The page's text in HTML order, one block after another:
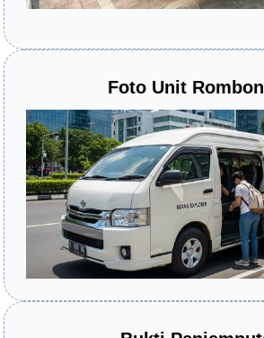
Foto Unit